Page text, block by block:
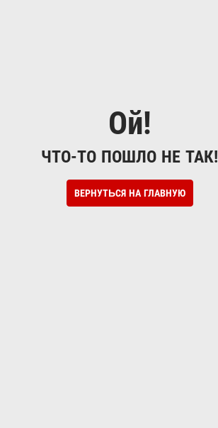
Ой!
ЧТО-ТО ПОШЛО НЕ ТАК!
ВЕРНУТЬСЯ НА ГЛАВНУЮ